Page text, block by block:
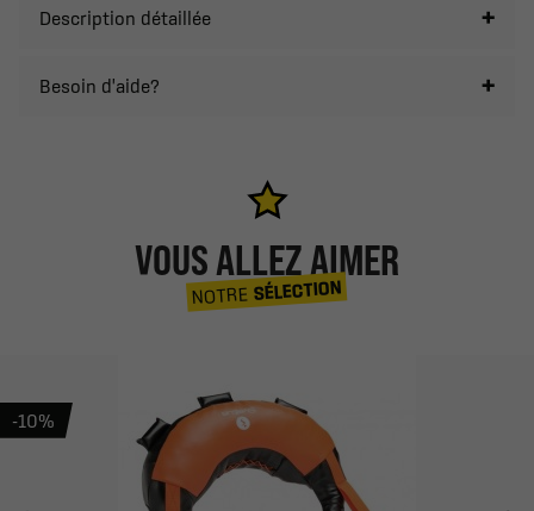
Description détaillée
Besoin d'aide?
VOUS ALLEZ AIMER
NOTRESÉLECTION
-10%